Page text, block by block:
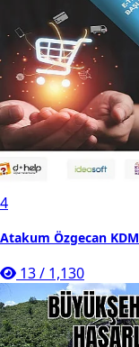
4
Atakum Özgecan
13/ 1,130